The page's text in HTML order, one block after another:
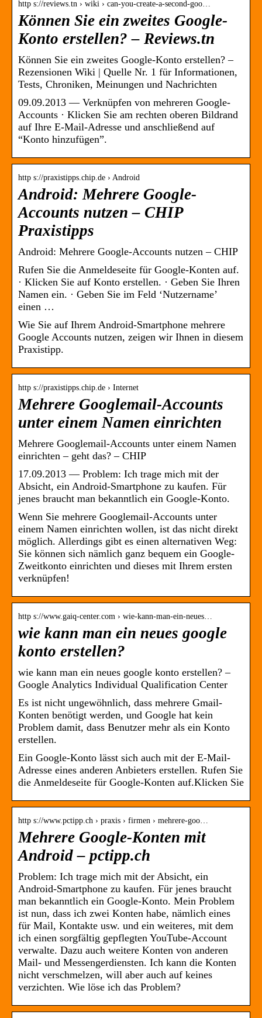
http s://reviews.tn › wiki › can-you-create-a-second-goo…
Können Sie ein zweites Google-
Konto erstellen? – Reviews.tn
Können Sie ein zweites Google-Konto erstellen? –
Rezensionen Wiki | Quelle Nr. 1 für Informationen,
Tests, Chroniken, Meinungen und Nachrichten
09.09.2013 — Verknüpfen von mehreren Google-
Accounts · Klicken Sie am rechten oberen Bildrand
auf Ihre E-Mail-Adresse und anschließend auf
“Konto hinzufügen”.
http s://praxistipps.chip.de › Android
Android: Mehrere Google-
Accounts nutzen – CHIP
Praxistipps
Android: Mehrere Google-Accounts nutzen – CHIP
Rufen Sie die Anmeldeseite für Google-Konten auf.
· Klicken Sie auf Konto erstellen. · Geben Sie Ihren
Namen ein. · Geben Sie im Feld ‘Nutzername’
einen …
Wie Sie auf Ihrem Android-Smartphone mehrere
Google Accounts nutzen, zeigen wir Ihnen in diesem
Praxistipp.
http s://praxistipps.chip.de › Internet
Mehrere Googlemail-Accounts
unter einem Namen einrichten
Mehrere Googlemail-Accounts unter einem Namen
einrichten – geht das? – CHIP
17.09.2013 — Problem: Ich trage mich mit der
Absicht, ein Android-Smartphone zu kaufen. Für
jenes braucht man bekanntlich ein Google-Konto.
Wenn Sie mehrere Googlemail-Accounts unter
einem Namen einrichten wollen, ist das nicht direkt
möglich. Allerdings gibt es einen alternativen Weg:
Sie können sich nämlich ganz bequem ein Google-
Zweitkonto einrichten und dieses mit Ihrem ersten
verknüpfen!
http s://www.gaiq-center.com › wie-kann-man-ein-neues…
wie kann man ein neues google
konto erstellen?
wie kann man ein neues google konto erstellen? –
Google Analytics Individual Qualification Center
Es ist nicht ungewöhnlich, dass mehrere Gmail-
Konten benötigt werden, und Google hat kein
Problem damit, dass Benutzer mehr als ein Konto
erstellen.
Ein Google-Konto lässt sich auch mit der E-Mail-
Adresse eines anderen Anbieters erstellen. Rufen Sie
die Anmeldeseite für Google-Konten auf.Klicken Sie
http s://www.pctipp.ch › praxis › firmen › mehrere-goo…
Mehrere Google-Konten mit
Android – pctipp.ch
Problem: Ich trage mich mit der Absicht, ein
Android-Smartphone zu kaufen. Für jenes braucht
man bekanntlich ein Google-Konto. Mein Problem
ist nun, dass ich zwei Konten habe, nämlich eines
für Mail, Kontakte usw. und ein weiteres, mit dem
ich einen sorgfältig gepflegten YouTube-Account
verwalte. Dazu auch weitere Konten von anderen
Mail- und Messengerdiensten. Ich kann die Konten
nicht verschmelzen, will aber auch auf keines
verzichten. Wie löse ich das Problem?